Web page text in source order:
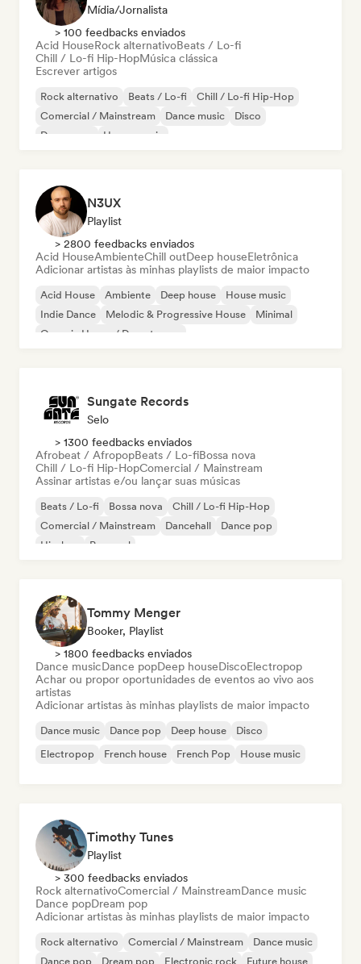
Mídia/Jornalista
> 100 feedbacks enviados
Acid HouseRock alternativoBeats / Lo-fi
Chill / Lo-fi Hip-HopMúsica clássica
Escrever artigos
Rock alternativo Beats / Lo-fi
Chill / Lo-fi Hip-Hop
Comercial / Mainstream
Dance music
Disco
Dream pop
House music
N3UX
Playlist
> 2800 feedbacks enviados
Acid HouseAmbienteChill outDeep houseEletrônica
Adicionar artistas às minhas playlists de maior impacto
Acid House Ambiente Deep house
House music
Indie Dance
Melodic & Progressive House
Minimal
Organic House / Downtempo
Sungate Records
Selo
> 1300 feedbacks enviados
Afrobeat / AfropopBeats / Lo-fiBossa nova
Chill / Lo-fi Hip-HopComercial / Mainstream
Assinar artistas e/ou lançar suas músicas
Beats / Lo-fi Bossa nova
Chill / Lo-fi Hip-Hop
Comercial / Mainstream
Dancehall
Dance pop
Hip-hop
Pop soul
Tommy Menger
Booker, Playlist
> 1800 feedbacks enviados
Dance musicDance popDeep houseDiscoElectropop
Achar ou propor oportunidades de eventos ao vivo aos
artistas
Adicionar artistas às minhas playlists de maior impacto
Dance music Dance pop Deep house
Disco
Electropop
French house French Pop House music
Timothy Tunes
Playlist
> 300 feedbacks enviados
Rock alternativoComercial / MainstreamDance music
Dance popDream pop
Adicionar artistas às minhas playlists de maior impacto
Rock alternativo Comercial / Mainstream
Dance music
Dance pop
Dream pop Electronic rock Future house